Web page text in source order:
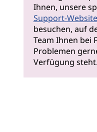
Ihnen, unsere
Support-Website
besuchen, auf
Team Ihnen bei
Problemen
Verfügung steht.